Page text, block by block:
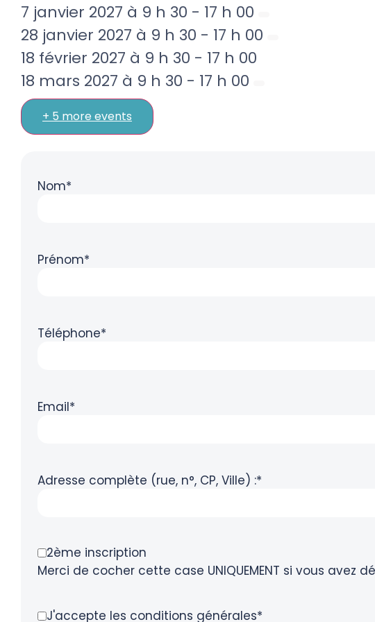
7 janvier 2027 à 9 h 30 - 17 h 00
28 janvier 2027 à 9 h 30 - 17 h 00
18 février 2027 à 9 h 30 - 17 h 00
18 mars 2027 à 9 h 30 - 17 h 00
+ 5 more events
Nom*
Prénom*
Téléphone*
Email*
Adresse complète (rue, n°, CP, Ville) :*
2ème inscription
Merci de cocher cette case UNIQUEMENT si vous avez
J'accepte les conditions générales*